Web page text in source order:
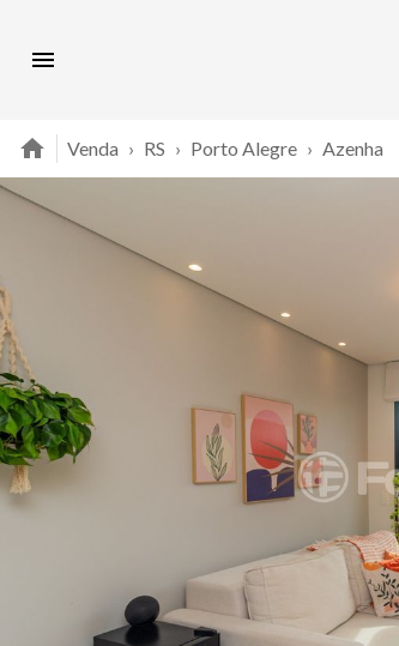
Venda › RS › Porto Alegre › Azenha